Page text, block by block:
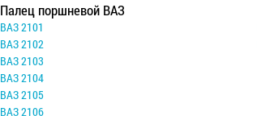
Палец поршневой ВАЗ
ВАЗ 2101
ВАЗ 2102
ВАЗ 2103
ВАЗ 2104
ВАЗ 2105
ВАЗ 2106